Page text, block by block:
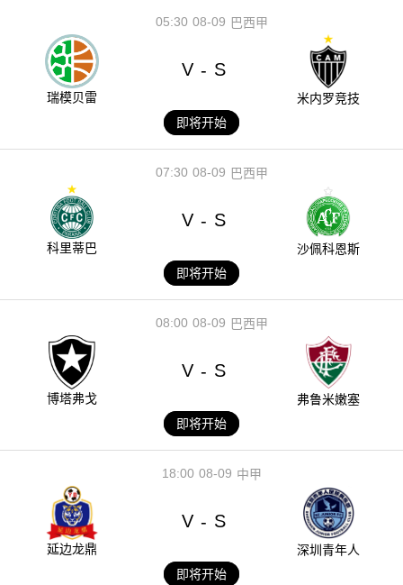
08-09
05:30 巴西甲
瑞模贝雷
V - S
米内罗竞技
即将开始
08-09
07:30 巴西甲
科里蒂巴
V - S
沙佩科恩斯
即将开始
08-09
08:00 巴西甲
博塔弗戈
V - S
弗鲁米嫩塞
即将开始
08-09
18:00 中甲
延边龙鼎
V - S
深圳青年人
即将开始